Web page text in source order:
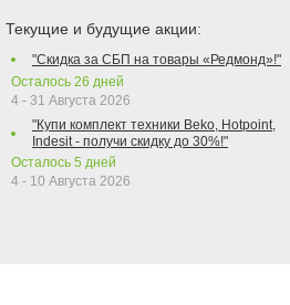
Текущие и будущие акции:
"Скидка за СБП на товары «Редмонд»!"
Осталось 26 дней
4 - 31 Августа 2026
"Купи комплект техники Beko, Hotpoint,
Indesit - получи скидку до 30%!"
Осталось 5 дней
4 - 10 Августа 2026